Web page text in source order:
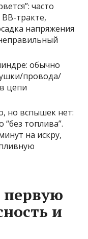
часто
ВВ-тракте,
напряжения
обычно
провода/
цепи
но вспышек нет:
“без топлива”.
на искру,
первую
и